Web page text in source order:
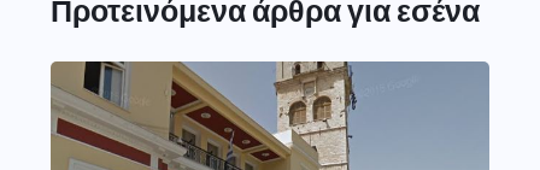
Προτεινόμενα άρθρα για εσένα